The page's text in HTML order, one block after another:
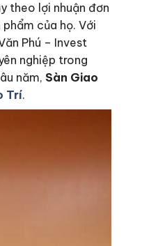
theo lợi nhuận đơn
của họ. Với
Phú – Invest
nghiệp trong
năm, Sàn Giao
Trí.